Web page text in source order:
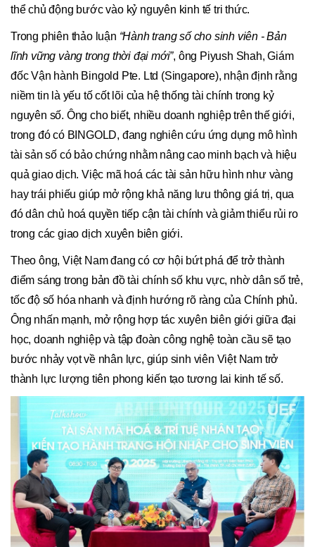
thể chủ động bước vào kỷ nguyên kinh tế tri thức.
Trong phiên thảo luận “Hành trang số cho sinh viên - Bản
lĩnh vững vàng trong thời đại mới”, ông Piyush Shah, Giám
đốc Vận hành Bingold Pte. Ltd (Singapore), nhận định rằng
niềm tin là yếu tố cốt lõi của hệ thống tài chính trong kỷ
nguyên số. Ông cho biết, nhiều doanh nghiệp trên thế giới,
trong đó có BINGOLD, đang nghiên cứu ứng dụng mô hình
tài sản số có bảo chứng nhằm nâng cao minh bạch và hiệu
quả giao dịch. Việc mã hoá các tài sản hữu hình như vàng
hay trái phiếu giúp mở rộng khả năng lưu thông giá trị, qua
đó dân chủ hoá quyền tiếp cận tài chính và giảm thiểu rủi ro
trong các giao dịch xuyên biên giới.
Theo ông, Việt Nam đang có cơ hội bứt phá để trở thành
điểm sáng trong bản đồ tài chính số khu vực, nhờ dân số trẻ,
tốc độ số hóa nhanh và định hướng rõ ràng của Chính phủ.
Ông nhấn mạnh, mở rộng hợp tác xuyên biên giới giữa đại
học, doanh nghiệp và tập đoàn công nghệ toàn cầu sẽ tạo
bước nhảy vọt về nhân lực, giúp sinh viên Việt Nam trở
thành lực lượng tiên phong kiến tạo tương lai kinh tế số.